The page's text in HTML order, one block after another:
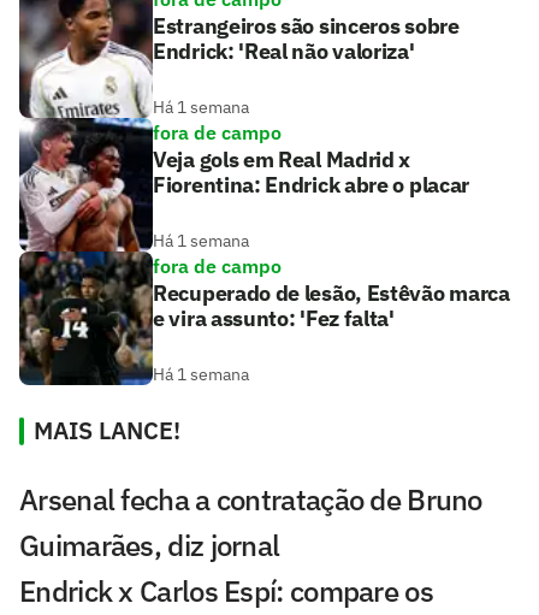
Estrangeiros são sinceros sobre
Endrick: 'Real não valoriza'
Há 1 semana
fora de campo
Veja gols em Real Madrid x
Fiorentina: Endrick abre o placar
Há 1 semana
fora de campo
Recuperado de lesão, Estêvão marca
e vira assunto: 'Fez falta'
Há 1 semana
MAIS LANCE!
Arsenal fecha a contratação de Bruno
Guimarães, diz jornal
Endrick x Carlos Espí: compare os